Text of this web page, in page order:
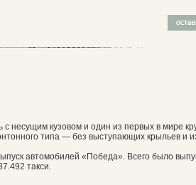
с несущим кузовом и один из первых в мире
типа — без выступающих крыльев и
автомобилей «Победа». Всего было
такси.